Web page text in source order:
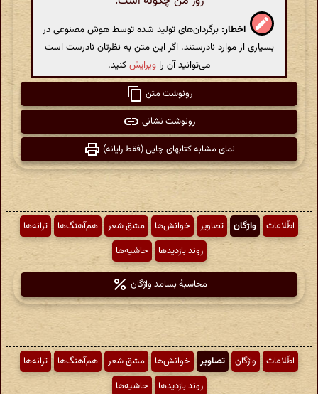
اخطار: برگردان‌های تولید شده توسط هوش مصنوعی در
بسیاری از موارد نادرستند. اگر این متن به نظرتان نادرست است
می‌توانید آن را ویرایشکنید.
رونوشت متن
رونوشت نشانی
نمای مشابه کتابهای چاپی (فقط رایانه)
اطّلاعات واژگان تصاویر خوانش‌ها مشق شعر هم‌آهنگ‌ها
ترانه‌ها
روند بازدیدها
حاشیه‌ها
محاسبهٔ بسامد واژگان
اطّلاعات واژگان تصاویر خوانش‌ها مشق شعر هم‌آهنگ‌ها
ترانه‌ها
روند بازدیدها
حاشیه‌ها